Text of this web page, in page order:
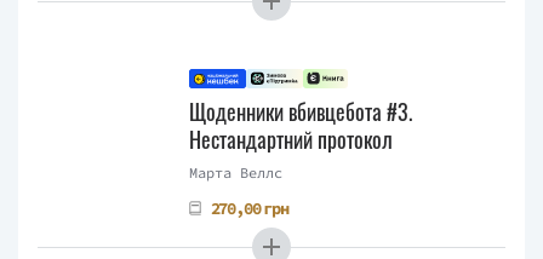
Щоденники вбивцебота #3.
Нестандартний протокол
Марта Веллс
270,00 грн